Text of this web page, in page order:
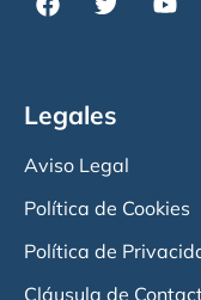
Legales
Aviso Legal
Política de Cookies
Política de
Cláusula de